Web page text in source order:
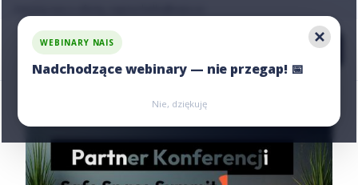
WEBINARY NAIS
Nadchodzące webinary — nie przegap! 📅
Zarejestruj się
Zarejestruj się
Nie, dziękuję